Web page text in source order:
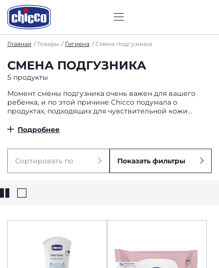
Главная Товары Гигиена Смена подгузника
СМЕНА ПОДГУЗНИКА
5 продукты
Момент смены подгузника очень важен для вашего
ребенка, и по этой причине Chicco подумала о
продуктах, подходящих для чувствительной кожи
ингредиентами.
Подробнее
Сортировать по Показать фильтры